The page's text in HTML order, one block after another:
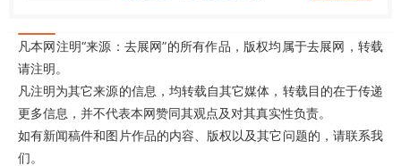
凡本网注明“来源：去展网”的所有作品，版权均属于去展网，转载
请注明。
凡注明为其它来源的信息，均转载自其它媒体，转载目的在于传递
更多信息，并不代表本网赞同其观点及对其真实性负责。
如有新闻稿件和图片作品的内容、版权以及其它问题的，请联系我
们。